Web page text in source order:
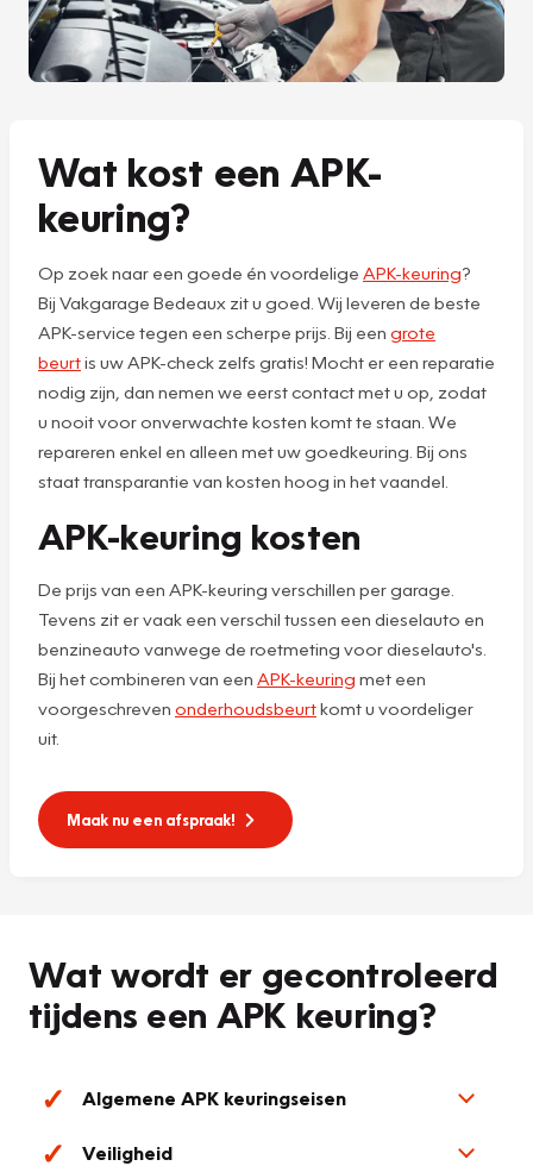
Wat kost een APK-
keuring?
Op zoek naar een goede én voordelige APK-keuring?
Bij Vakgarage Bedeaux zit u goed. Wij leveren de beste
APK-service tegen een scherpe prijs. Bij een grote
beurtis uw APK-check zelfs gratis! Mocht er een reparatie
nodig zijn, dan nemen we eerst contact met u op, zodat
u nooit voor onverwachte kosten komt te staan. We
repareren enkel en alleen met uw goedkeuring. Bij ons
staat transparantie van kosten hoog in het vaandel.
APK-keuring kosten
De prijs van een APK-keuring verschillen per garage.
Tevens zit er vaak een verschil tussen een dieselauto en
benzineauto vanwege de roetmeting voor dieselauto's.
Bij het combineren van een APK-keuring met een
voorgeschreven onderhoudsbeurtkomt u voordeliger
uit.
Maak nu een afspraak!
Wat wordt er gecontroleerd
tijdens een APK keuring?
Algemene APK keuringseisen
Veiligheid